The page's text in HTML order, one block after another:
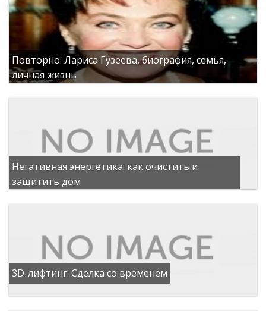
Повторно: Лариса Гузеева, биография, семья,
личная жизнь
Негативная энергетика: как очистить и
защитить дом
3D-лифтинг: Сделка со временем